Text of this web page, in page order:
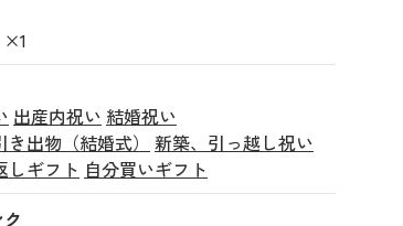
×1
出産内祝い 結婚祝い
き出物（結婚式）
新築、引っ越し祝い
しギフト 自分買いギフト